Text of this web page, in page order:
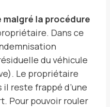
malgré la procédure
Dans ce
du véhicule
Le propriétaire
reste frappé d’une
Pour pouvoir rouler